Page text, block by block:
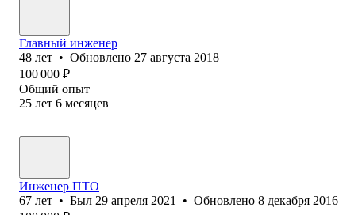
Главный инженер
48 лет • Обновлено 27 августа 2018
100 000 ₽
Общий опыт
25 лет 6 месяцев
Инженер ПТО
67 лет • Был 29 апреля 2021 • Обновлено 8 декабря 2016